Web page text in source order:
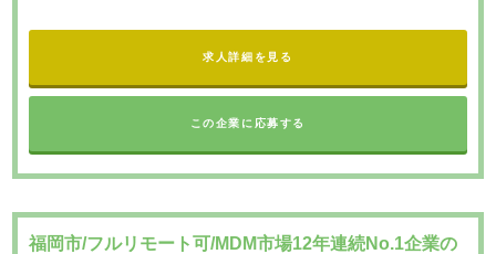
求人詳細を見る
この企業に応募する
福岡市/フルリモート可/MDM市場12年連続No.1企業の